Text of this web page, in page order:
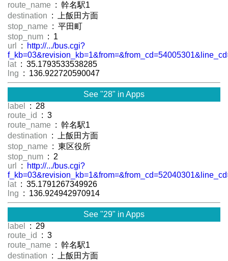
route_name : 幹名駅1
destination : 上飯田方面
stop_name : 平田町
stop_num : 1
url
:
http://.../bus.cgi?
lat : 35.1793533538285
lng : 136.922720590047
See "28" in Apps
label
: 28
route_id
: 3
route_name : 幹名駅1
destination : 上飯田方面
stop_name : 東区役所
stop_num : 2
url
:
http://.../bus.cgi?
lat : 35.1791267349926
lng : 136.924942970914
See "29" in Apps
label
: 29
route_id
: 3
route_name : 幹名駅1
destination : 上飯田方面